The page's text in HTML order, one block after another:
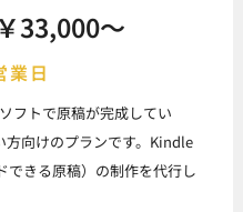
￥33,000～
業日
フトで原稿が完成してい
方向けのプランです。Kindle
できる原稿）の制作を代行し